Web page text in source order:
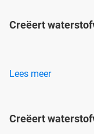
Creëert
Lees meer
Creëert